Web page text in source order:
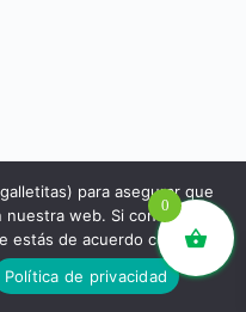
el mundo 💚 |
de Privacidad
0
para asegurar que
web. Si continúas
estás de acuerdo con ello.
Política de privacidad